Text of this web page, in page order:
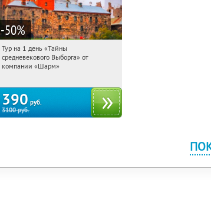
-50%
07:31:19
Достоевская
Тур на 1 день «Тайны
средневекового Выборга» от
компании «Шарм»
390 руб.
3100руб.